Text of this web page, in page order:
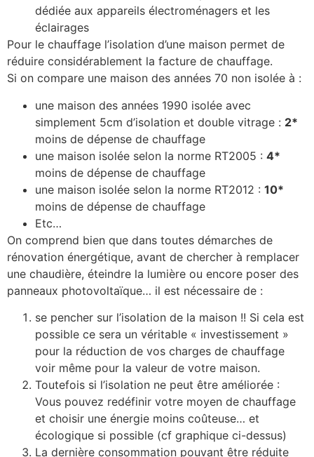
dédiée aux appareils électroménagers et les
éclairages
Pour le chauffage l’isolation d’une maison permet de
réduire considérablement la facture de chauffage.
Si on compare une maison des années 70 non isolée à :
une maison des années 1990 isolée avec
simplement 5cm d’isolation et double vitrage : 2*
moins de dépense de chauffage
une maison isolée selon la norme RT2005 : 4*
moins de dépense de chauffage
une maison isolée selon la norme RT2012 : 10*
moins de dépense de chauffage
Etc…
On comprend bien que dans toutes démarches de
rénovation énergétique, avant de chercher à remplacer
une chaudière, éteindre la lumière ou encore poser des
panneaux photovoltaïque… il est nécessaire de :
se pencher sur l’isolation de la maison !! Si cela est
possible ce sera un véritable « investissement »
pour la réduction de vos charges de chauffage
voir même pour la valeur de votre maison.
Toutefois si l’isolation ne peut être améliorée :
Vous pouvez redéfinir votre moyen de chauffage
et choisir une énergie moins coûteuse… et
écologique si possible (cf graphique ci-dessus)
La dernière consommation pouvant être réduite